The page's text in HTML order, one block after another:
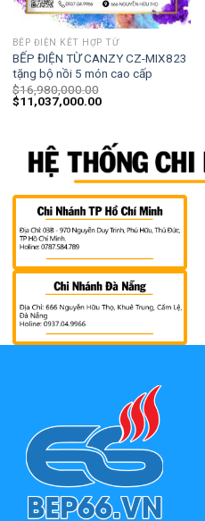
BẾP ĐIỆN KẾT HỢP TỪ
BẾP ĐIỆN TỪ CANZY CZ-MIX823
tặng bộ nồi 5 món cao cấp
$16,980,000.00
$11,037,000.00